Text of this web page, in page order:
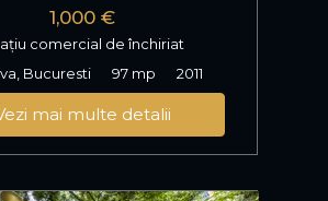
1,000 €
comercial de închiriat
Bucuresti
97 mp 2011
mai multe detalii